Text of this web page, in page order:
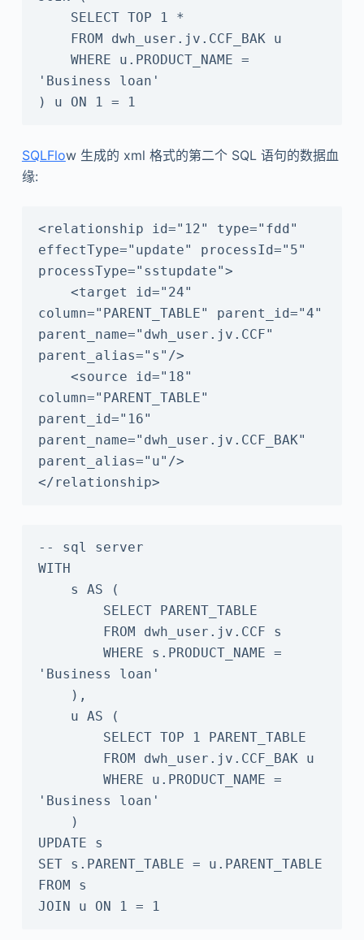
'Business loan'
) u ON 1 = 1
SQLFlow 生成的 xml 格式的第二个 SQL 语句的数据血
缘:
<relationship id="12" type="fdd"
effectType="update" processId="5"
processType="sstupdate">
column="PARENT_TABLE" parent_id="4"
parent_name="dwh_user.jv.CCF"
parent_alias="s"/>
column="PARENT_TABLE"
parent_id="16"
parent_name="dwh_user.jv.CCF_BAK"
parent_alias="u"/>
</relationship>
-- sql server
WITH
'Business loan'
'Business loan'
UPDATE s
SET s.PARENT_TABLE = u.PARENT_TABLE
FROM s
JOIN u ON 1 = 1